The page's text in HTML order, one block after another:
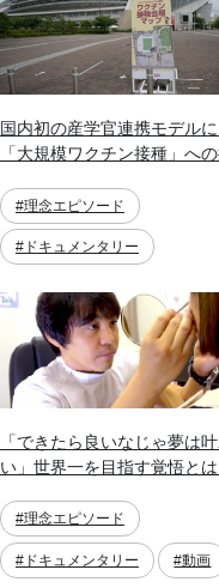
国内初の産学官連携モデル
「大規模ワクチン接種」へ
#理念エピソード
#ドキュメンタリー
「できたら良いなじゃ夢は
い」世界一を目指す覚悟とは
#理念エピソード
#ドキュメンタリー #動画